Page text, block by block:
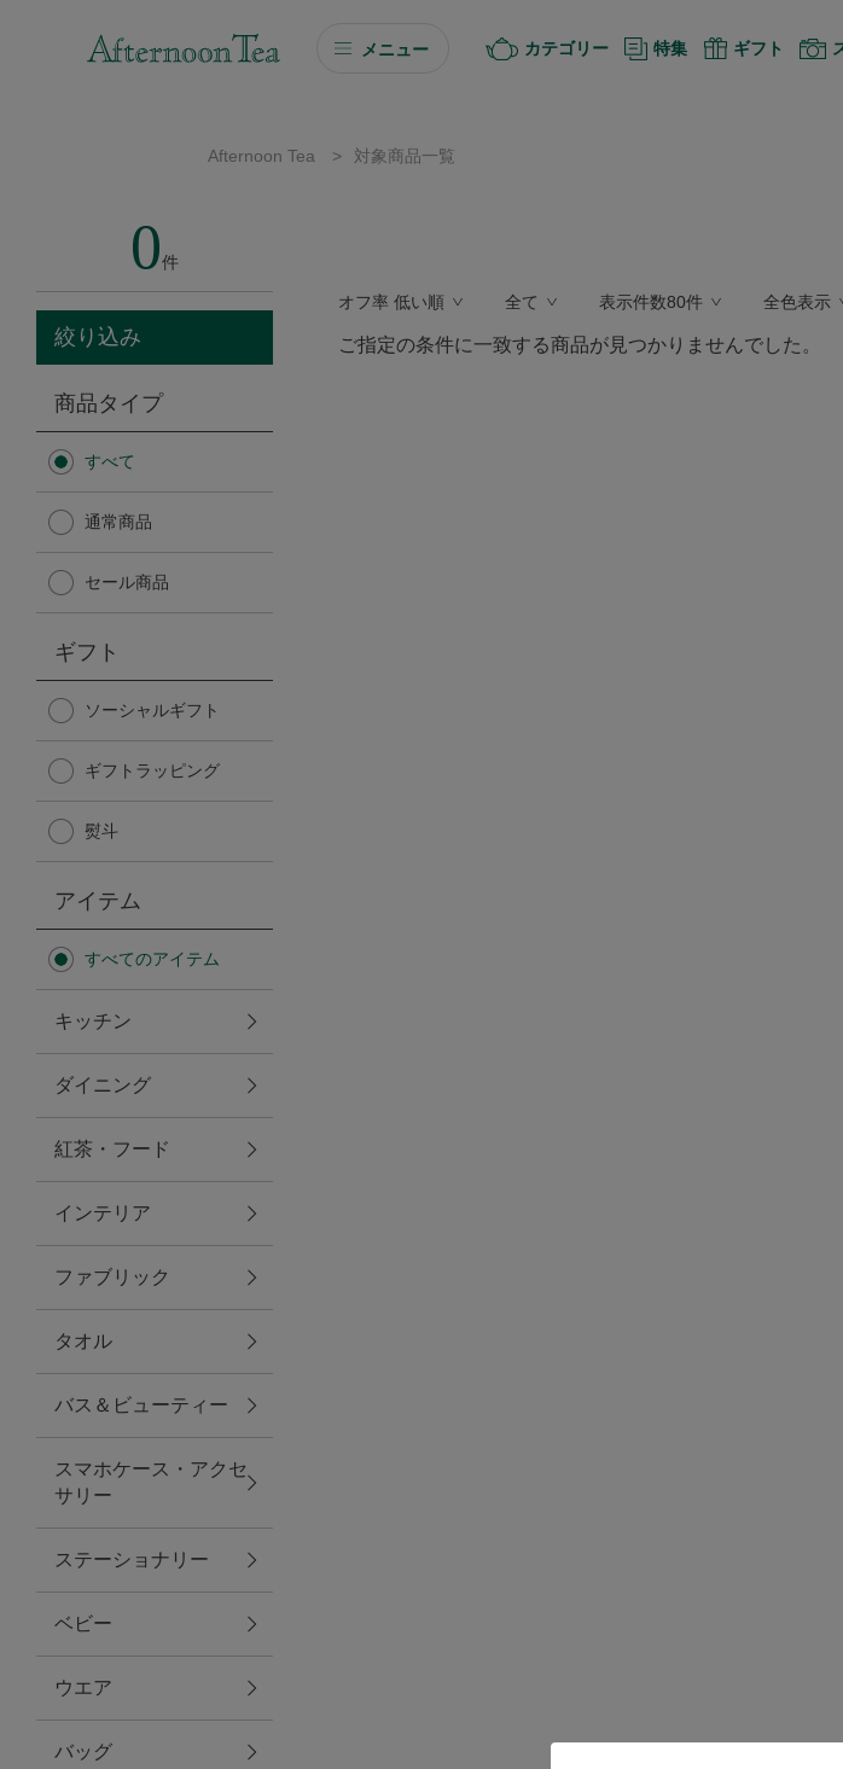
メニュー
ソーシャルギフト
カタログギフト
Afternoon Tea TEAROOM
Afternoon Tea TEAROOM
日傘
保冷バッグ
無重力シリーズ
トラベルグッズ
ランチ
バッグ
キッチン・ダイニング
ダイニング
キッチン
ファブリック
グリーン
カテゴリー 特集 ギフト
Afternoon Tea > 対象商品一覧
0件
絞り込み
商品タイプ
すべて
通常商品
セール商品
ギフト
ソーシャルギフト
ギフトラッピング
熨斗
アイテム
すべてのアイテム
キッチン
ダイニング
紅茶・フード
インテリア
ファブリック
タオル
バス＆ビューティー
スマホケース・アクセ
サリー
ステーショナリー
ベビー
ウエア
バッグ
オフ率 低い順 全て 表示件数80件 全色表示
ご指定の条件に一致する商品が見つかりませんでした。